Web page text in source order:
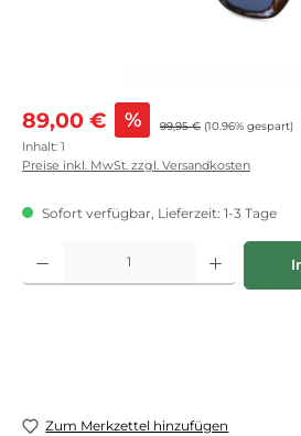
Verkaufspreis:
89,00 € % Regulärer Preis:
99,95 € (10.96% gespart)
Inhalt: 1
Preise inkl. MwSt. zzgl. Versandkosten
Sofort verfügbar, Lieferzeit: 1-3 Tage
Produkt Anzahl: Gib den gewünschten Wert
Zum Merkzettel hinzufügen